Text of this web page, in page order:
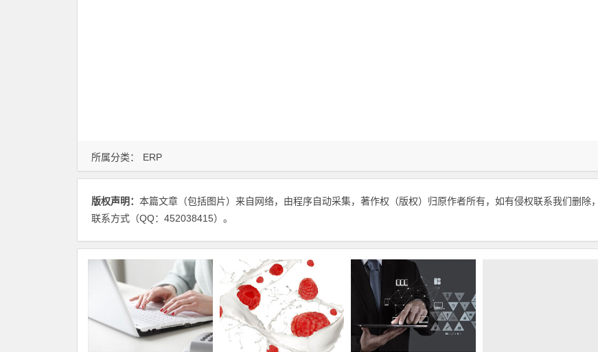
所属分类： ERP
版权声明： 本篇文章（包括图片）来自网络，由程序自动采集，著作权（版权）归原作者所有，如有侵权联系我们删除，
联系方式（QQ：452038415）。